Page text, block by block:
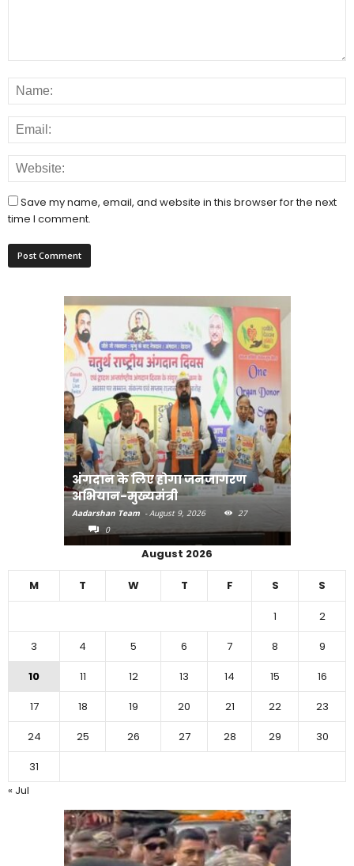
Save my name, email, and website in this browser for the next
time I comment.
अंगदान के लिए होगा जनजागरण
अभियान-मुख्यमंत्री
Aadarshan Team - August 9, 2026
27
0
August 2026
M T W T F S S
1
2
3
4 5 6 7 8
9
10
11 12 13 14 15
16
17
18 19 20 21 22
23
24
25 26 27 28 29
30
31
« Jul